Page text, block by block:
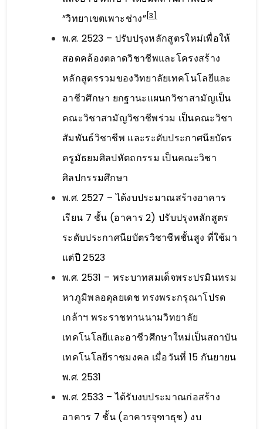
“วิทยาเขตเพาะช่าง”[3]
พ.ศ. 2523 – ปรับปรุงหลักสูตรใหม่เพื่อให้
สอดคล้องตลาดวิชาชีพและโครงสร้าง
หลักสูตรรวมของวิทยาลัยเทคโนโลยีและ
อาชีวศึกษา ยกฐานะแผนกวิชาสามัญเป็น
คณะวิชาสามัญวิชาชีพร่วม เป็นคณะวิชา
สัมพันธ์วิชาชีพ และระดับประกาศนียบัตร
ครูมัธยมศิลปหัตถกรรม เป็นคณะวิชา
ศิลปกรรมศึกษา
พ.ศ. 2527 – ได้งบประมาณสร้างอาคาร
เรียน 7 ชั้น (อาคาร 2) ปรับปรุงหลักสูตร
ระดับประกาศนียบัตรวิชาชีพชั้นสูง ที่ใช้มา
แต่ปี 2523
พ.ศ. 2531 – พระบาทสมเด็จพระปรมินทรม
หาภูมิพลอดุลยเดช ทรงพระกรุณาโปรด
เกล้าฯ พระราชทานนามวิทยาลัย
เทคโนโลยีและอาชีวศึกษาใหม่เป็นสถาบัน
เทคโนโลยีราชมงคล เมื่อวันที่ 15 กันยายน
พ.ศ. 2531
พ.ศ. 2533 – ได้รับงบประมาณก่อสร้าง
อาคาร 7 ชั้น (อาคารจุฑาธุช) งบ